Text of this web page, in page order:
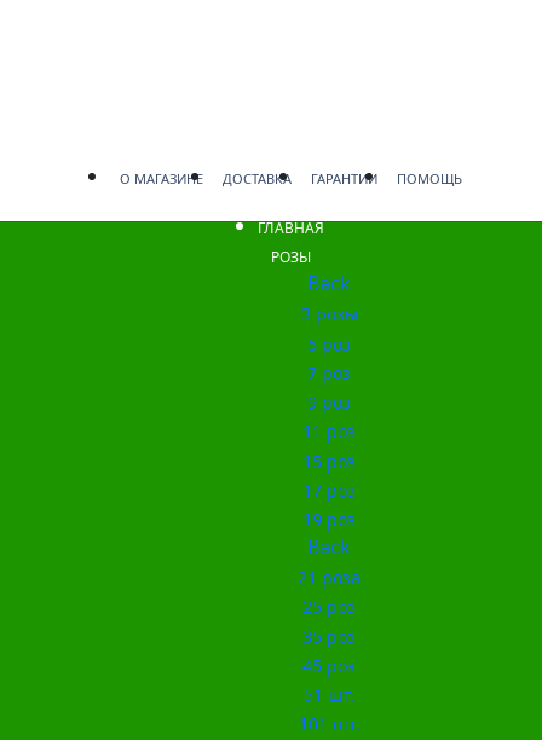
О МАГАЗИНЕ ДОСТАВКА ГАРАНТИИ ПОМОЩЬ
ГЛАВНАЯ
РОЗЫ
Back
3 розы
5 роз
7 роз
9 роз
11 роз
15 роз
17 роз
19 роз
Back
21 роза
25 роз
35 роз
45 роз
51 шт.
101 шт.